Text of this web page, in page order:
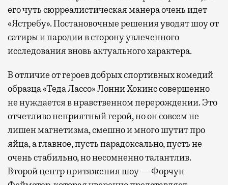
его чуть сюрреалистическая манера очень идет
«Ястребу». Постановочные решения уводят шоу от
сатиры и пародии в сторону увлеченного
исследования вновь актуального характера.
В отличие от героев добрых спортивных комедий
образца «Теда Лассо» Лонни Хокинс совершенно
не нуждается в нравственном перерождении. Это
отчетливо неприятный герой, но он совсем не
лишен магнетизма, смешно и много шутит про
яйца, а главное, пусть парадоксально, пусть не
очень стабильно, но несомненно талантлив.
Второй центр притяжения шоу — Форчун